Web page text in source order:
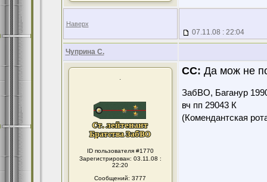
Наверх
07.11.08 : 22:04
Чуприна С.
.
ID пользователя #1770
Зарегистрирован: 03.11.08 :
22:20
Сообщений: 3777
CC: Да мож не
ЗабВО, Баганур
вч пп 29043 К
(Комендантская